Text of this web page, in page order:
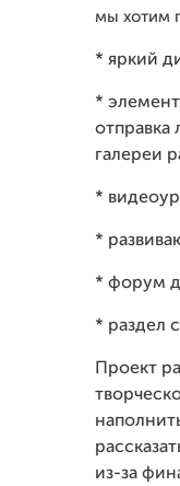
мы хотим
* яркий
*
галереи
*
*
* форум
* раздел
Проект
из-за